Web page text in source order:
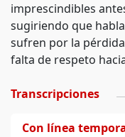
imprescindibles
sugiriendo que
sufren por la
falta de respeto
Transcripciones
Con línea